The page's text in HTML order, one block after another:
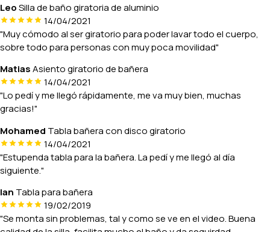
LeoSilla de baño giratoria de aluminio
14/04/2021
"Muy cómodo al ser giratorio para poder lavar todo el cuerpo,
sobre todo para personas con muy poca movilidad"
MatiasAsiento giratorio de bañera
14/04/2021
"Lo pedí y me llegó rápidamente, me va muy bien, muchas
gracias!"
Mohamed Tabla bañera con disco giratorio
14/04/2021
"Estupenda tabla para la bañera. La pedí y me llegó al día
siguiente."
Ian Tabla para bañera
19/02/2019
"Se monta sin problemas, tal y como se ve en el video. Buena